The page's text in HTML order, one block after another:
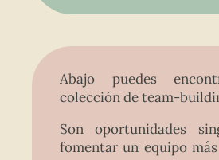
Abajo puedes
colección de team-
Son oportunidades
fomentar un equipo